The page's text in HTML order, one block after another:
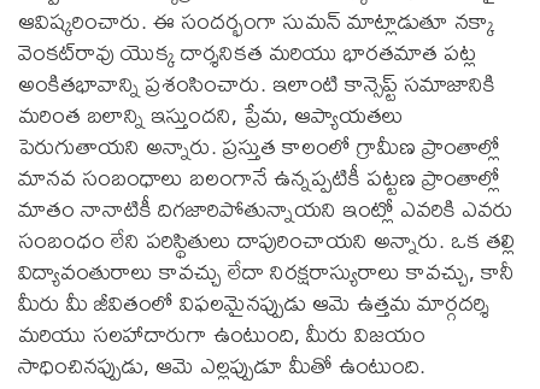
ఆవిష్కరించారు. ఈ సందర్భంగా సుమన్‌ మాట్లాడుతూ నక్కా
వెంకట్‌రావు యొక్క దార్శనికత మరియు భారతమాత పట్ల
అంకితభావాన్ని ప్రశంసించారు. ఇలాంటి కాన్సెప్ట్ సమాజానికి
మరింత బలాన్ని ఇస్తుందని, ప్రేమ, ఆప్యాయతలు
పెరుగుతాయని అన్నారు. ప్రస్తుత కాలంలో గ్రామీణ ప్రాంతాల్లో
మానవ సంబంధాలు బలంగానే ఉన్నప్పటికీ పట్టణ ప్రాంతాల్లో
మాతం నానాటికీ దిగజారిపోతున్నాయని ఇంట్లో ఎవరికి ఎవరు
సంబంధం లేని పరిస్థితులు దాపురించాయని అన్నారు. ఒక తల్లి
విద్యావంతురాలు కావచ్చు లేదా నిరక్షరాస్యురాలు కావచ్చు, కానీ
మీరు మీ జీవితంలో విఫలమైనప్పుడు ఆమె ఉత్తమ మార్గదర్శి
మరియు సలహాదారుగా ఉంటుంది, మీరు విజయం
సాధించినప్పుడు, ఆమె ఎల్లప్పుడూ మీతో ఉంటుంది.